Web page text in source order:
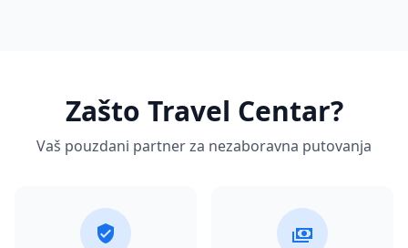
Zašto Travel Centar?
Vaš pouzdani partner za nezaboravna putovanja